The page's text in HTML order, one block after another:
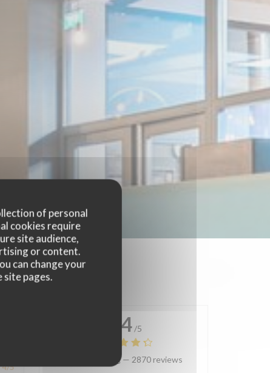
of personal
cookies require
site audience,
or content.
can change your
pages.
4/5
4.4 /5
Average rating — 2870 reviews